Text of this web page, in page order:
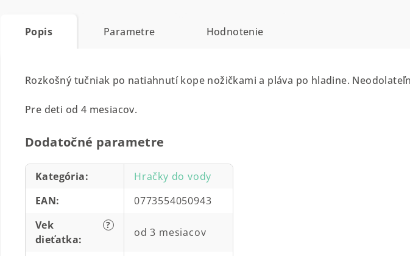
Popis Parametre Hodnotenie
Rozkošný tučniak po natiahnutí kope nožičkami a pláva po hladine.
Pre deti od 4 mesiacov.
Dodatočné parametre
Kategória:
Hračky do vody
EAN: 0773554050943
?
Vek
dieťatka:
od 3 mesiacov